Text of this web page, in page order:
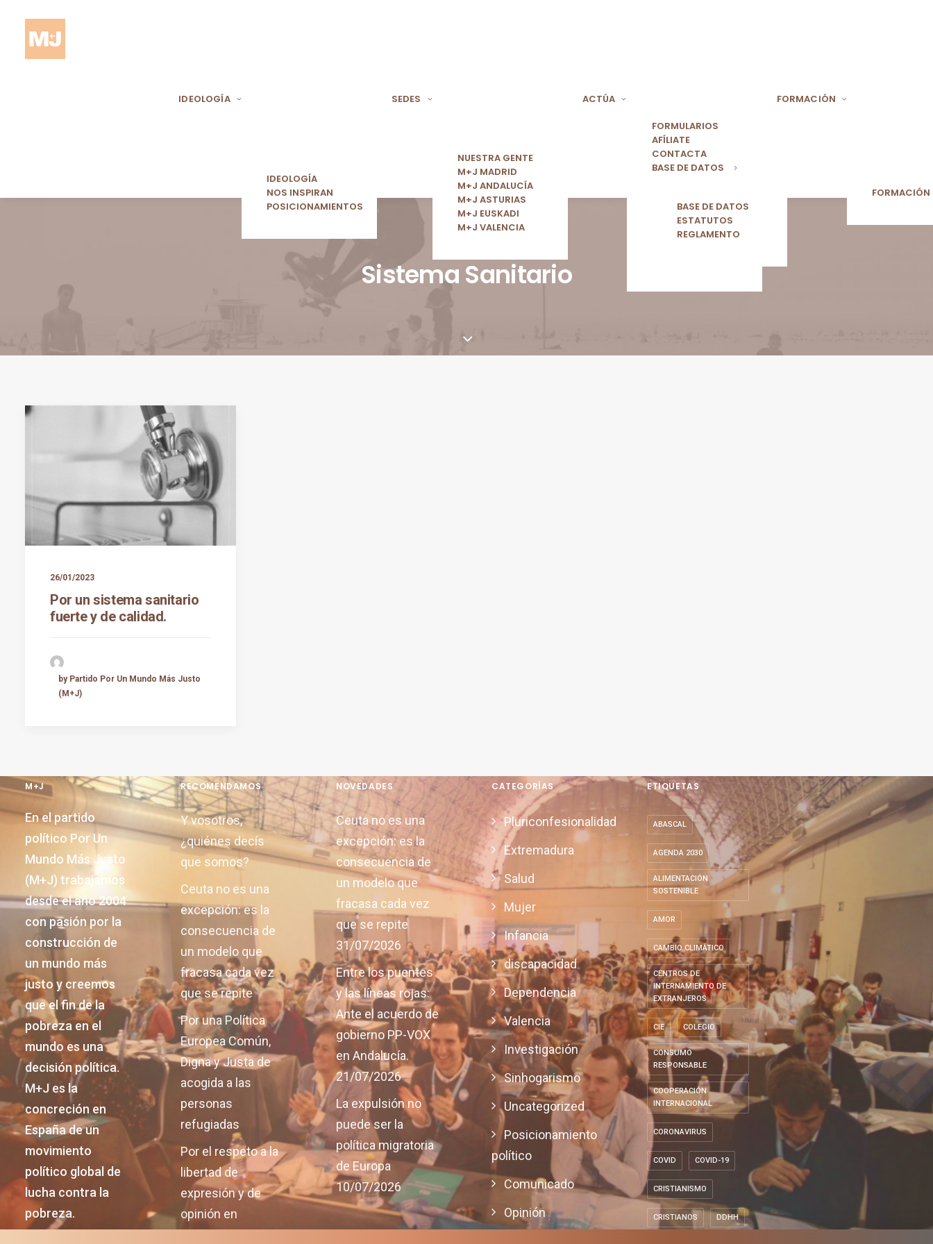
IDEOLOGÍA
IDEOLOGÍA
NOS INSPIRAN
POSICIONAMIENTOS
SEDES
NUESTRA GENTE
M+J MADRID
M+J ANDALUCÍA
M+J ASTURIAS
M+J EUSKADI
M+J VALENCIA
ACTÚA
FORMULARIOS
AFÍLIATE
CONTACTA
BASE DE DATOS
BASE DE DATOS
ESTATUTOS
REGLAMENTO
FORMACIÓN
FORMACIÓN
Sistema Sanitario
26/01/2023
Por un sistema sanitario
fuerte y de calidad.
by Partido Por Un Mundo Más Justo
(M+J)
M+J
En el partido
político Por Un
Mundo Más Justo
(M+J) trabajamos
desde el año 2004
con pasión por la
construcción de
un mundo más
justo y creemos
que el fin de la
pobreza en el
mundo es una
decisión política.
M+J es la
concreción en
España de un
movimiento
político global de
lucha contra la
pobreza.
RECOMENDAMOS
Y vosotros,
¿quiénes decís
que somos?
Ceuta no es una
excepción: es la
consecuencia de
un modelo que
fracasa cada vez
que se repite
Por una Política
Europea Común,
Digna y Justa de
acogida a las
personas
refugiadas
Por el respeto a la
libertad de
expresión y de
opinión en
NOVEDADES
Ceuta no es una
excepción: es la
consecuencia de
un modelo que
fracasa cada vez
que se repite
31/07/2026
Entre los puentes
y las líneas rojas:
Ante el acuerdo de
gobierno PP-VOX
en Andalucía.
21/07/2026
La expulsión no
puede ser la
política migratoria
de Europa
10/07/2026
CATEGORÍAS
Pluriconfesionalidad
Extremadura
Salud
Mujer
Infancia
discapacidad
Dependencia
Valencia
Investigación
Sinhogarismo
Uncategorized
Posicionamiento
político
Comunicado
Opinión
ETIQUETAS
ABASCAL
AGENDA 2030
ALIMENTACIÓN
SOSTENIBLE
AMOR
CAMBIO CLIMÁTICO
CENTROS DE
INTERNAMIENTO DE
EXTRANJEROS
CIE COLEGIO
CONSUMO
RESPONSABLE
COOPERACIÓN
INTERNACIONAL
CORONAVIRUS
COVID COVID-19
CRISTIANISMO
CRISTIANOS DDHH